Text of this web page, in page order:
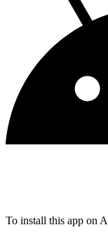
To install this app on